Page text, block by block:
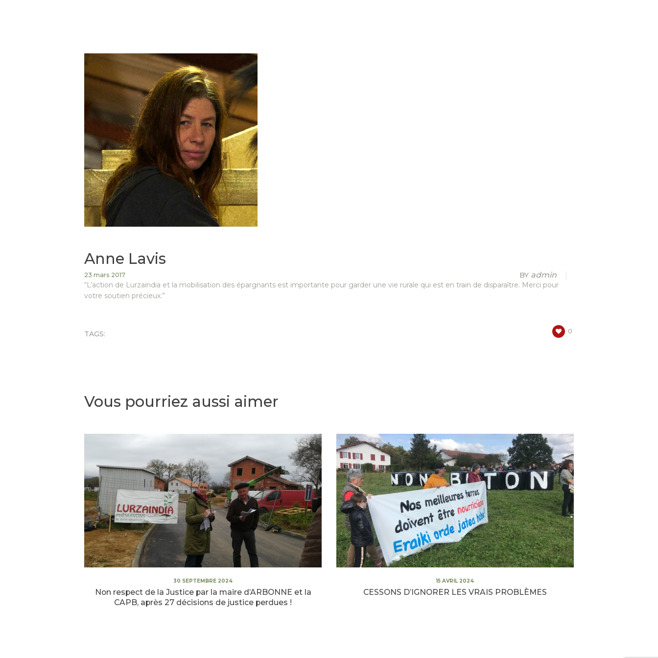
NOUS SOUTENIR!
ACTU / BLOG
CONTACT
Anne Lavis
BY admin
23 mars 2017
“L’action de Lurzaindia et la mobilisation des épargnants est importante pour garder une vie rurale qui est en train de disparaître. Merci pour
votre soutien précieux.”
TAGS: 0
Vous pourriez aussi aimer
30 SEPTEMBRE 2024
Non respect de la Justice par la maire d’ARBONNE et la
CAPB, après 27 décisions de justice perdues !
15 AVRIL 2024
CESSONS D’IGNORER LES VRAIS PROBLÈMES